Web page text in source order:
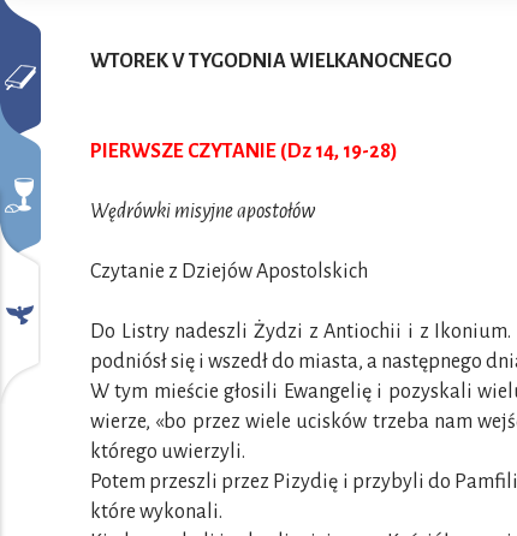
WTOREK V TYGODNIA WIELKANOCNEGO
PIERWSZE CZYTANIE (Dz 14, 19-28)
Wędrówki misyjne apostołów
Czytanie z Dziejów Apostolskich
Do Listry nadeszli Żydzi z Antiochii i z
podniósł się i wszedł do miasta, a następnego
W tym mieście głosili Ewangelię i pozyskali
wierze, «bo przez wiele ucisków trzeba nam
którego uwierzyli.
Potem przeszli przez Pizydię i przybyli do
które wykonali.